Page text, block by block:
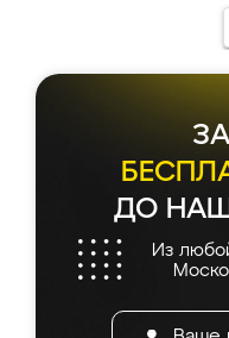
мебель сразу
каких-либо
довольна, все
ДО
Из